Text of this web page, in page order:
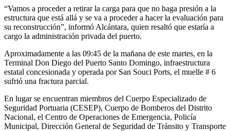
“Vamos a proceder a retirar la carga para que no haga presión a la
estructura que está allá y se va a proceder a hacer la evaluación para
su reconstrucción”, informó Alcántara, quien resaltó que estaría a
cargo la administración privada del puerto.
Aproximadamente a las 09:45 de la mañana de este martes, en la
Terminal Don Diego del Puerto Santo Domingo, infraestructura
estatal concesionada y operada por San Souci Ports, el muelle # 6
sufrió una fractura parcial.
En lugar se encuentran miembros del Cuerpo Especializado de
Seguridad Portuaria (CESEP), Cuerpo de Bomberos del Distrito
Nacional, el Centro de Operaciones de Emergencia, Policía
Municipal, Dirección General de Seguridad de Tránsito y Transporte